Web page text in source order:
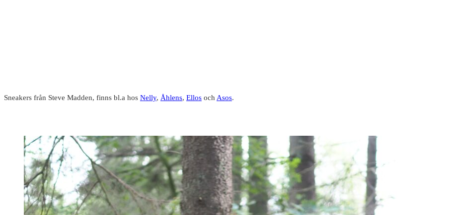
Sneakers från Steve Madden, finns bl.a hos Nelly, Åhlens, Ellos och Asos.